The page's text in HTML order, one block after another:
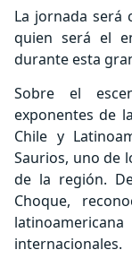
La jornada será
quien será el
durante esta
Sobre el
exponentes de
Chile y
Saurios, uno de
de la región.
Choque,
internacionales.